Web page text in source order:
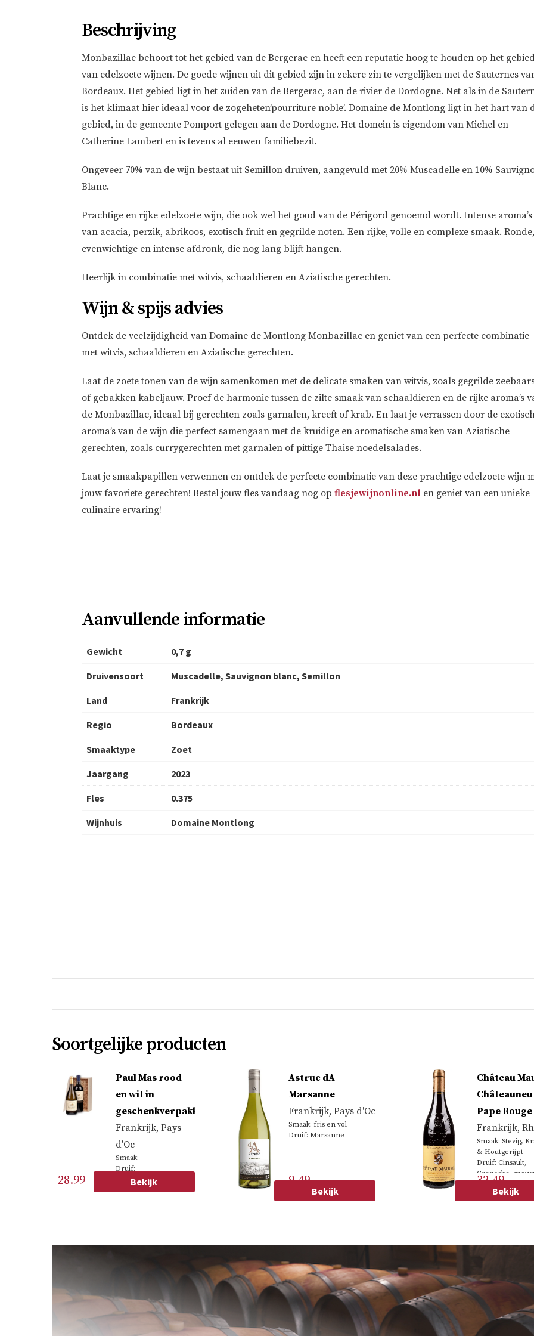
Beschrijving
Monbazillac behoort tot het gebied van de Bergerac en heeft een reputatie hoog te houden op het
van edelzoete wijnen. De goede wijnen uit dit gebied zijn in zekere zin te vergelijken met de Sauternes
Bordeaux. Het gebied ligt in het zuiden van de Bergerac, aan de rivier de Dordogne. Net als in de
is het klimaat hier ideaal voor de zogeheten’pourriture noble’. Domaine de Montlong ligt in het hart van
gebied, in de gemeente Pomport gelegen aan de Dordogne. Het domein is eigendom van Michel en
Catherine Lambert en is tevens al eeuwen familiebezit.
Ongeveer 70% van de wijn bestaat uit Semillon druiven, aangevuld met 20% Muscadelle en 10%
Blanc.
Prachtige en rijke edelzoete wijn, die ook wel het goud van de Périgord genoemd wordt. Intense aroma’s
van acacia, perzik, abrikoos, exotisch fruit en gegrilde noten. Een rijke, volle en complexe smaak. Ronde,
evenwichtige en intense afdronk, die nog lang blijft hangen.
Heerlijk in combinatie met witvis, schaaldieren en Aziatische gerechten.
Wijn & spijs advies
Ontdek de veelzijdigheid van Domaine de Montlong Monbazillac en geniet van een perfecte combinatie
met witvis, schaaldieren en Aziatische gerechten.
Laat de zoete tonen van de wijn samenkomen met de delicate smaken van witvis, zoals gegrilde
of gebakken kabeljauw. Proef de harmonie tussen de zilte smaak van schaaldieren en de rijke aroma’s
de Monbazillac, ideaal bij gerechten zoals garnalen, kreeft of krab. En laat je verrassen door de
aroma’s van de wijn die perfect samengaan met de kruidige en aromatische smaken van Aziatische
gerechten, zoals currygerechten met garnalen of pittige Thaise noedelsalades.
Laat je smaakpapillen verwennen en ontdek de perfecte combinatie van deze prachtige edelzoete wijn
jouw favoriete gerechten! Bestel jouw fles vandaag nog op flesjewijnonline.nl en geniet van een unieke
culinaire ervaring!
Aanvullende informatie
Gewicht 0,7 g
Druivensoort Muscadelle, Sauvignon blanc, Semillon
Land Frankrijk
Regio Bordeaux
Smaaktype Zoet
Jaargang 2023
Fles 0.375
Wijnhuis Domaine Montlong
Soortgelijke producten
Paul Mas rood
en wit in
geschenkverpakking
Frankrijk, Pays
d'Oc
Smaak:
Druif:
28.99 Bekijk
Astruc dA
Marsanne
Frankrijk, Pays d'Oc
Smaak: fris en vol
Druif: Marsanne
9.49
Bekijk
Château
Pape Rouge
Frankrijk,
Smaak: Stevig,
& Houtgerijpt
Druif: Cinsault,
Grenache,
32.49
Bekijk